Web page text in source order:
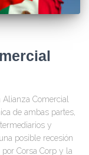
Comercial
de ambas partes,
y
posible recesión
Corsa Corp y la